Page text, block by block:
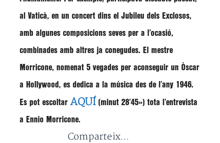
al Vaticà, en un concert dins el Jubileu dels Exclosos,
amb algunes composicions seves per a l’ocasió,
combinades amb altres ja conegudes. El mestre
Morricone, nomenat 5 vegades per aconseguir un Òscar
a Hollywood, es dedica a la música des de l’any 1946.
Es pot escoltar AQUÍ (minut 28’45») tota l’entrevista
a Ennio Morricone.
Comparteix...